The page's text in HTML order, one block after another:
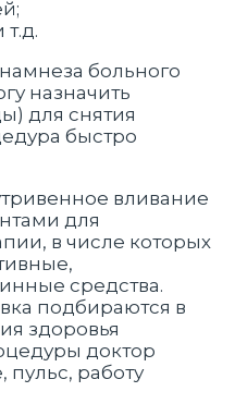
больного
назначить
для снятия
быстро
вливание
для
в числе которых
средства.
подбираются в
здоровья
доктор
пульс, работу